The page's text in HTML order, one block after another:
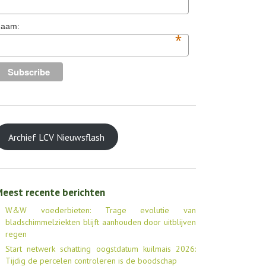
*
Archief LCV Nieuwsflash
recente berichten
W&W voederbieten: Trage evolutie van
bladschimmelziekten blijft aanhouden door uitblijven
regen
Start netwerk schatting oogstdatum kuilmais 2026:
Tijdig de percelen controleren is de boodschap